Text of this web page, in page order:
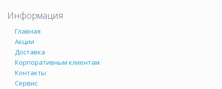
Информация
Главная
Акции
Доставка
Корпоративным клиентам
Контакты
Сервис